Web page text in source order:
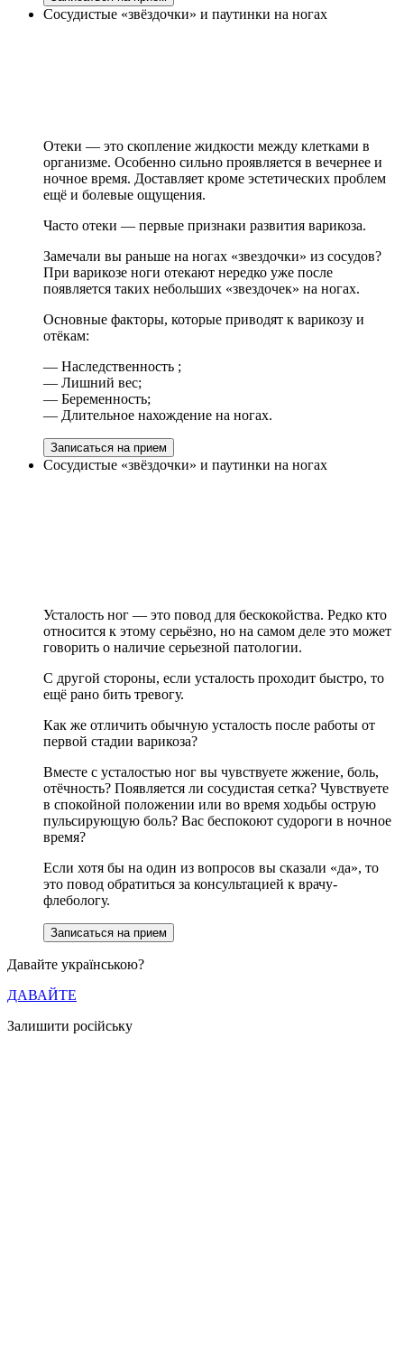
Сосудистые «звёздочки» и паутинки на ногах
Отеки — это скопление жидкости между клетками в
организме. Особенно сильно проявляется в вечернее и
ночное время. Доставляет кроме эстетических проблем
ещё и болевые ощущения.
Часто отеки — первые признаки развития варикоза.
Замечали вы раньше на ногах «звездочки» из сосудов?
При варикозе ноги отекают нередко уже после
появляется таких небольших «звездочек» на ногах.
Основные факторы, которые приводят к варикозу и
отёкам:
— Наследственность ;
— Лишний вес;
— Беременность;
— Длительное нахождение на ногах.
Записаться на прием
Сосудистые «звёздочки» и паутинки на ногах
Усталость ног — это повод для бескокойства. Редко кто
относится к этому серьёзно, но на самом деле это может
говорить о наличие серьезной патологии.
С другой стороны, если усталость проходит быстро, то
ещё рано бить тревогу.
Как же отличить обычную усталость после работы от
первой стадии варикоза?
Вместе с усталостью ног вы чувствуете жжение, боль,
отёчность? Появляется ли сосудистая сетка? Чувствуете
в спокойной положении или во время ходьбы острую
пульсирующую боль? Вас беспокоют судороги в ночное
время?
Если хотя бы на один из вопросов вы сказали «да», то
это повод обратиться за консультацией к врачу-
флебологу.
Записаться на прием
Давайте українською?
ДАВАЙТЕ
Залишити російську